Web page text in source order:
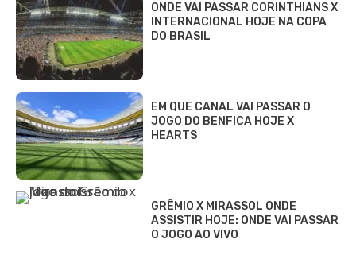
ONDE VAI PASSAR CORINTHIANS X
INTERNACIONAL HOJE NA COPA
DO BRASIL
EM QUE CANAL VAI PASSAR O
JOGO DO BENFICA HOJE X
HEARTS
GRÊMIO X MIRASSOL ONDE
ASSISTIR HOJE: ONDE VAI PASSAR
O JOGO AO VIVO